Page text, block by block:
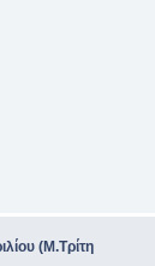
(Μ.Τρίτη